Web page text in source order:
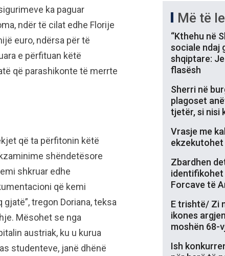
ka paguar
ndër të cilat edhe Florije
euro, ndërsa për të
e përfituan këtë
që parashikonte të merrte
që ta përfitonin këtë
shëndetësore
shkruar edhe
që kemi
tregon Doriana, teksa
Mësohet se nga
austriak, ku u kurua
studenteve, janë dhënë
Më të
“Kthehu në
sociale ndaj
shqiptare:
flasësh
Sherri në
plagoset
tjetër, si nisi
Vrasje me
Zbardhen
identifikohet
Forcave të
E trishtë/ Zi
ikones
moshën 68-
Ish